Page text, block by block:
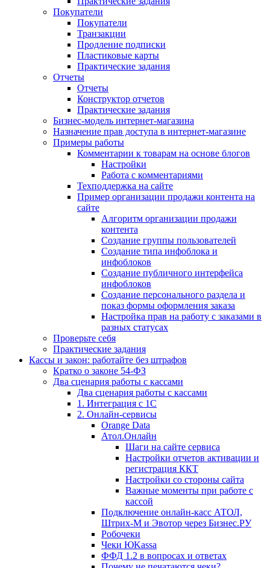
Покупатели
Покупатели
Транзакции
Продление подписки
Пластиковые карты
Практические задания
Отчеты
Отчеты
Конструктор отчетов
Практические задания
Бизнес-модель интернет-магазина
Назначение прав доступа в интернет-магазине
Примеры работы
Комментарии к товарам на основе блогов
Настройки
Работа с комментариями
Техподдержка на сайте
Пример организации продажи контента на
сайте
Алгоритм организации продажи
контента
Создание группы пользователей
Создание типа инфоблока и
инфоблоков
Создание публичного интерфейса
инфоблоков
Создание персонального раздела и
показ формы оформления заказа
Настройка прав на работу с заказами в
разных статусах
Проверьте себя
Практические задания
Кассы и закон: работайте без штрафов
Кратко о законе 54-ФЗ
Два сценария работы с кассами
Два сценария работы с кассами
1. Интеграция с 1С
2. Онлайн-сервисы
Orange Data
Атол.Онлайн
Шаги на сайте сервиса
Настройки отчетов активации и
регистрация ККТ
Настройки со стороны сайта
Важные моменты при работе с
кассой
Подключение онлайн-касс АТОЛ,
Штрих-М и Эвотор через Бизнес.РУ
Робочеки
Чеки ЮKassa
ФФД 1.2 в вопросах и ответах